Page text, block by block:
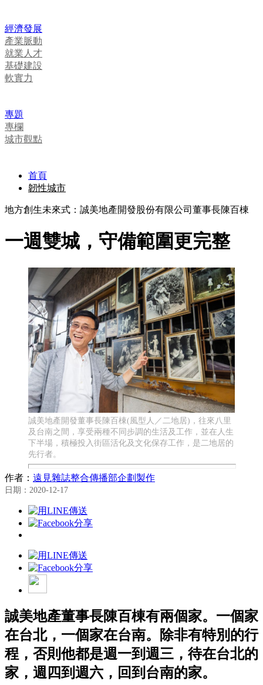
經濟發展
產業脈動
就業人才
基礎建設
軟實力
專題
專欄
城市觀點
首頁
韌性城市
地方創生未來式：誠美地產開發股份有限公司董事長陳百棟
一週雙城，守備範圍更完整
誠美地產開發董事長陳百棟(風型人／二地居)，往來八里
及台南之間，享受兩種不同步調的生活及工作，並在人生
下半場，積極投入街區活化及文化保存工作，是二地居的
先行者。
作者： 遠見雜誌整合傳播部企劃製作
日期：2020-12-17
誠美地產董事長陳百棟有兩個家。一個家
在台北，一個家在台南。除非有特別的行
程，否則他都是週一到週三，待在台北的
家，週四到週六，回到台南的家。